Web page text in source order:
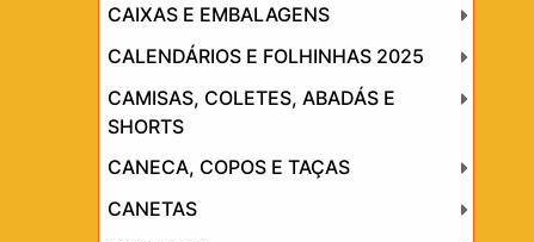
CAIXAS E EMBALAGENS
CALENDÁRIOS E FOLHINHAS 2025
CAMISAS, COLETES, ABADÁS E
SHORTS
CANECA, COPOS E TAÇAS
CANETAS